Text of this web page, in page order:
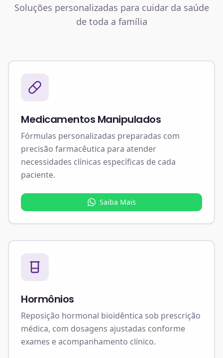
Soluções personalizadas para cuidar da saúde
de toda a família
Medicamentos Manipulados
Fórmulas personalizadas preparadas com
precisão farmacêutica para atender
necessidades clínicas específicas de cada
paciente.
Saiba Mais
Hormônios
Reposição hormonal bioidêntica sob prescrição
médica, com dosagens ajustadas conforme
exames e acompanhamento clínico.